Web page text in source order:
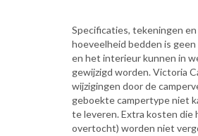
Specificaties, tekeningen
hoeveelheid bedden is
en het interieur kunnen in
gewijzigd worden. Victoria
wijzigingen door de
geboekte campertype niet
te leveren. Extra kosten
overtocht) worden niet